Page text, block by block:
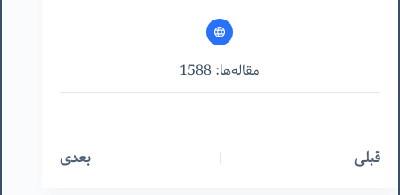
مقاله‌ها: 1588
قبلی بعدی